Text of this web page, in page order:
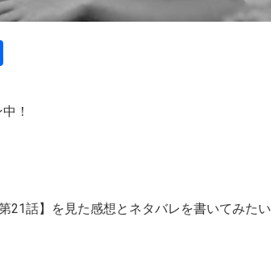
ar
！
第21話】
を見た感想とネタバレを書いてみたい